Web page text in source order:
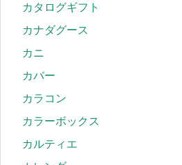
カタログギフト
カナダグース
カニ
カバー
カラコン
カラーボックス
カルティエ